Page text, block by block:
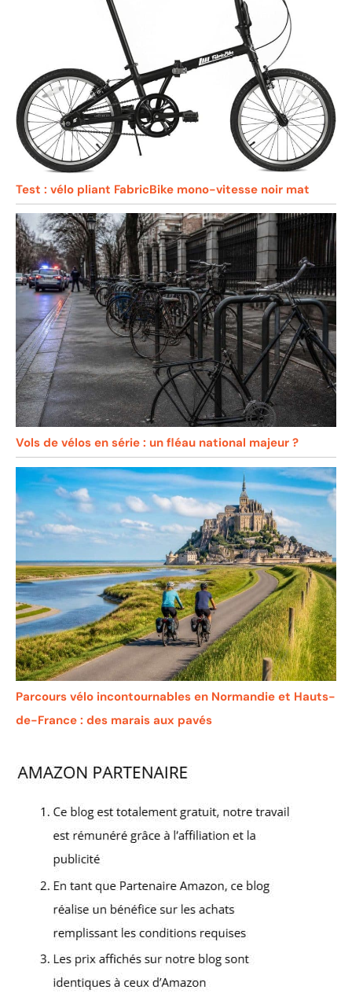
Test : vélo pliant FabricBike mono-vitesse noir mat
Vols de vélos en série : un fléau national majeur ?
Parcours vélo incontournables en Normandie et Hauts-
de-France : des marais aux pavés